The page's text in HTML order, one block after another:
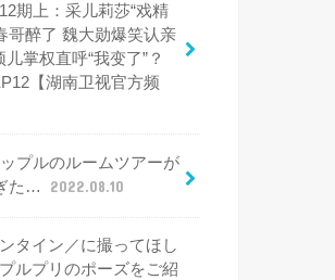
期上：采儿莉莎“戏精
哥醉了 魏大勋爆笑认亲
掌权直呼“我变了”？
【湖南卫视官方频
プルのルームツアーが
た…
2022.08.10
タイン／に撮ってほし
ルプリのポーズをご紹